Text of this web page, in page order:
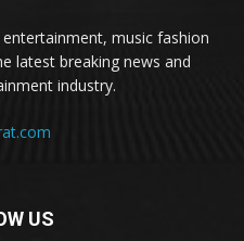
entertainment, music fashion
latest breaking news and
industry.
US